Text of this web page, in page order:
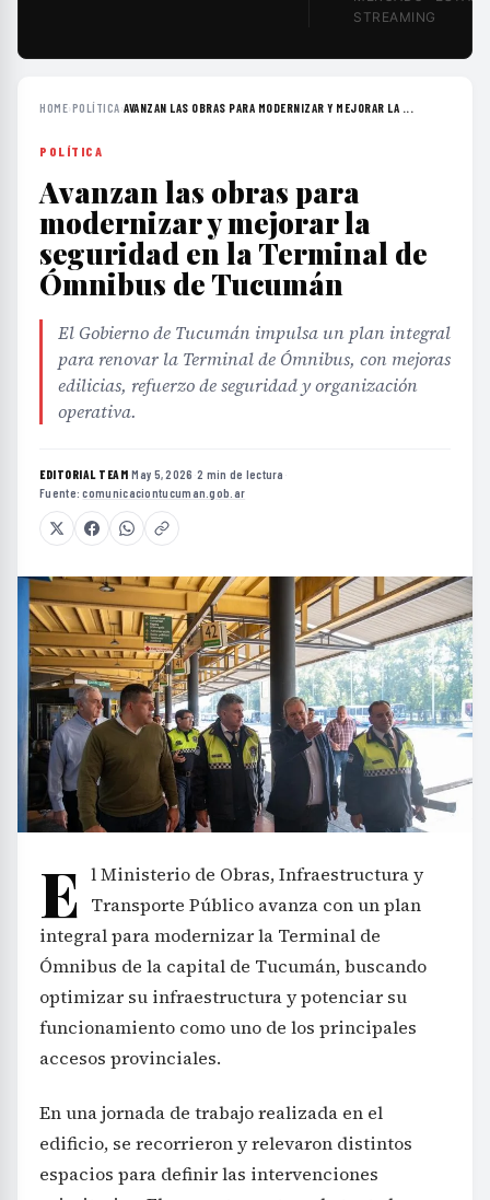
STREAMING
HOME›POLÍTICA›AVANZAN LAS OBRAS PARA MODERNIZAR Y MEJORAR LA ...
POLÍTICA
Avanzan las obras para
modernizar y mejorar la
seguridad en la Terminal de
Ómnibus de Tucumán
El Gobierno de Tucumán impulsa un plan integral
para renovar la Terminal de Ómnibus, con mejoras
edilicias, refuerzo de seguridad y organización
operativa.
EDITORIAL TEAM·May 5, 2026 ·2 min de lectura ·
Fuente:comunicaciontucuman.gob.ar
E l Ministerio de Obras, Infraestructura y
Transporte Público avanza con un plan
integral para modernizar la Terminal de
Ómnibus de la capital de Tucumán, buscando
optimizar su infraestructura y potenciar su
funcionamiento como uno de los principales
accesos provinciales.
En una jornada de trabajo realizada en el
edificio, se recorrieron y relevaron distintos
espacios para definir las intervenciones